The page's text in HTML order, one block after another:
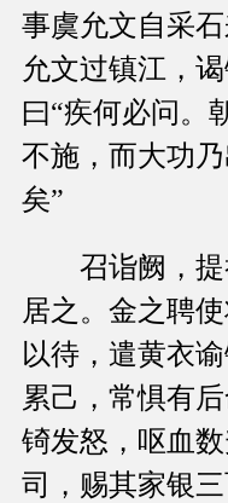
事虞允文自采石
允文过镇江，
曰“疾何必问。
不施，而大功
矣”
召诣阙，提
居之。金之聘
以待，遣黄衣
累己，常惧有
锜发怒，呕血
司，赐其家银